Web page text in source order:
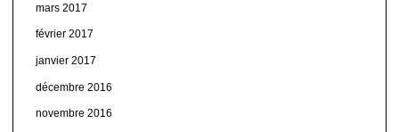
mars 2017
février 2017
janvier 2017
décembre 2016
novembre 2016